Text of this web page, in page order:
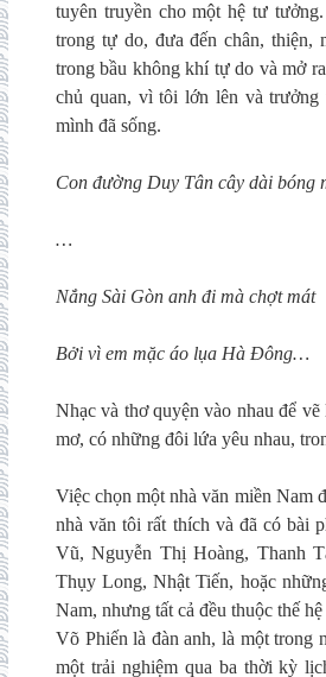
tuyên truyền cho một hệ tư
trong tự do, đưa đến chân, thiện,
trong bầu không khí tự do và mở
chủ quan, vì tôi lớn lên và trưởng
mình đã sống.
Con đường Duy Tân cây dài bóng
…
Nắng Sài Gòn anh đi mà chợt mát
Bởi vì em mặc áo lụa Hà Đông…
Nhạc và thơ quyện vào nhau để
mơ, có những đôi lứa yêu nhau,
Việc chọn một nhà văn miền Nam
nhà văn tôi rất thích và đã có bài
Vũ, Nguyễn Thị Hoàng, Thanh
Thụy Long, Nhật Tiến, hoặc
Nam, nhưng tất cả đều thuộc thế
Võ Phiến là đàn anh, là một trong
một trải nghiệm qua ba thời kỳ